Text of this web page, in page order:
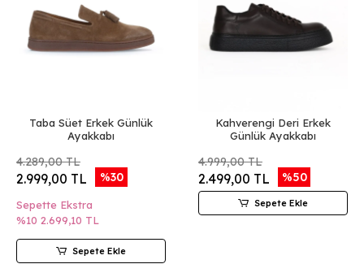
Taba Süet Erkek Günlük
Ayakkabı
4.289,00 TL
2.999,00 TL %30
Sepette Ekstra
%10 2.699,10 TL
Sepete Ekle
Kahverengi Deri Erkek
Günlük Ayakkabı
4.999,00 TL
2.499,00 TL %50
Sepete Ekle